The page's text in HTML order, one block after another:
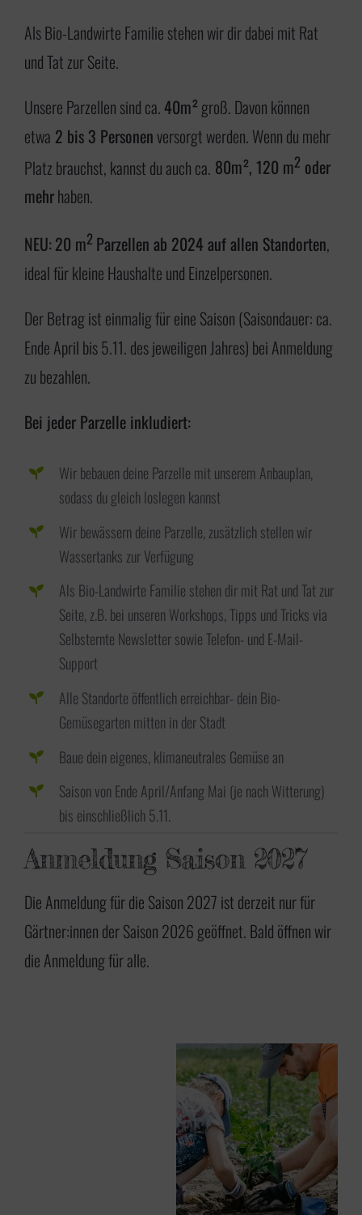
Als Bio-Landwirte Familie stehen wir dir dabei mit Rat
und Tat zur Seite.
Unsere Parzellen sind ca. 40m² groß. Davon können
etwa 2 bis 3 Personenversorgt werden. Wenn du mehr
Platz brauchst, kannst du auch ca. 80m², 120 m2 oder
mehrhaben.
NEU: 20 m2 Parzellen ab 2024 auf allen Standorten,
ideal für kleine Haushalte und Einzelpersonen.
Der Betrag ist einmalig für eine Saison (Saisondauer: ca.
Ende April bis 5.11. des jeweiligen Jahres) bei Anmeldung
zu bezahlen.
Bei jeder Parzelle inkludiert:
Wir bebauen deine Parzelle mit unserem Anbauplan,
sodass du gleich loslegen kannst
Wir bewässern deine Parzelle, zusätzlich stellen wir
Wassertanks zur Verfügung
Als Bio-Landwirte Familie stehen dir mit Rat und Tat zur
Seite, z.B. bei unseren Workshops, Tipps und Tricks via
Selbsternte Newsletter sowie Telefon- und E-Mail-
Support
Alle Standorte öffentlich erreichbar- dein Bio-
Gemüsegarten mitten in der Stadt
Baue dein eigenes, klimaneutrales Gemüse an
Saison von Ende April/Anfang Mai (je nach Witterung)
bis einschließlich 5.11.
Anmeldung Saison 2027
Die Anmeldung für die Saison 2027 ist derzeit nur für
Gärtner:innen der Saison 2026 geöffnet. Bald öffnen wir
die Anmeldung für alle.